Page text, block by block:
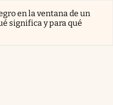
en la ventana de un
significa y para qué